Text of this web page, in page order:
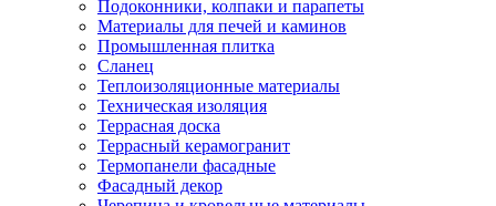
Подоконники, колпаки и парапеты
Материалы для печей и каминов
Промышленная плитка
Сланец
Теплоизоляционные материалы
Техническая изоляция
Террасная доска
Террасный керамогранит
Термопанели фасадные
Фасадный декор